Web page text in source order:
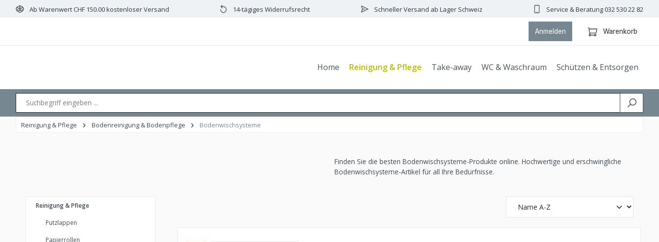
Zur Hauptnavigation springen
Ab Warenwert CHF 150.00 kostenloser Versand 14-tägiges Widerrufsrecht Schneller Versand ab Lager Schweiz Service & Beratung 032 530 22 82
Anmelden Warenkorb
Home Reinigung & Pflege Take-away WC & Waschraum Schützen & Entsorgen
Reinigung & Pflege Bodenreinigung & Bodenpflege Bodenwischsysteme
Finden Sie die besten Bodenwischsysteme-Produkte online. Hochwertige und erschwingliche
Bodenwischsysteme-Artikel für all Ihre Bedürfnisse.
Reinigung & Pflege
Putzlappen
Papierrollen